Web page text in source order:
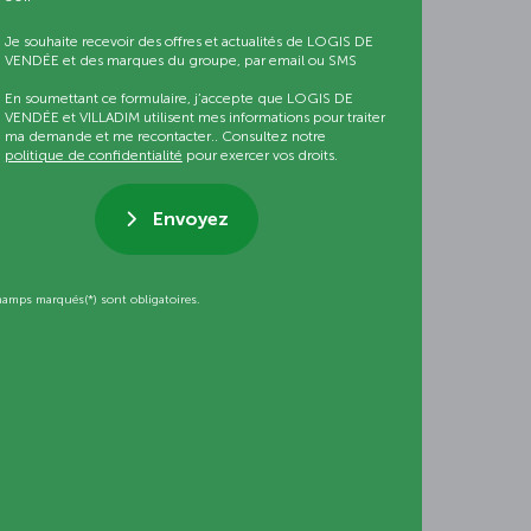
Je souhaite recevoir des offres et actualités de LOGIS DE
VENDÉE et des marques du groupe, par email ou SMS
En soumettant ce formulaire, j’accepte que LOGIS DE
VENDÉE et VILLADIM utilisent mes informations pour traiter
ma demande et me recontacter.. Consultez notre
politique de confidentialité pour exercer vos droits.
Envoyez
marqués(*) sont obligatoires.